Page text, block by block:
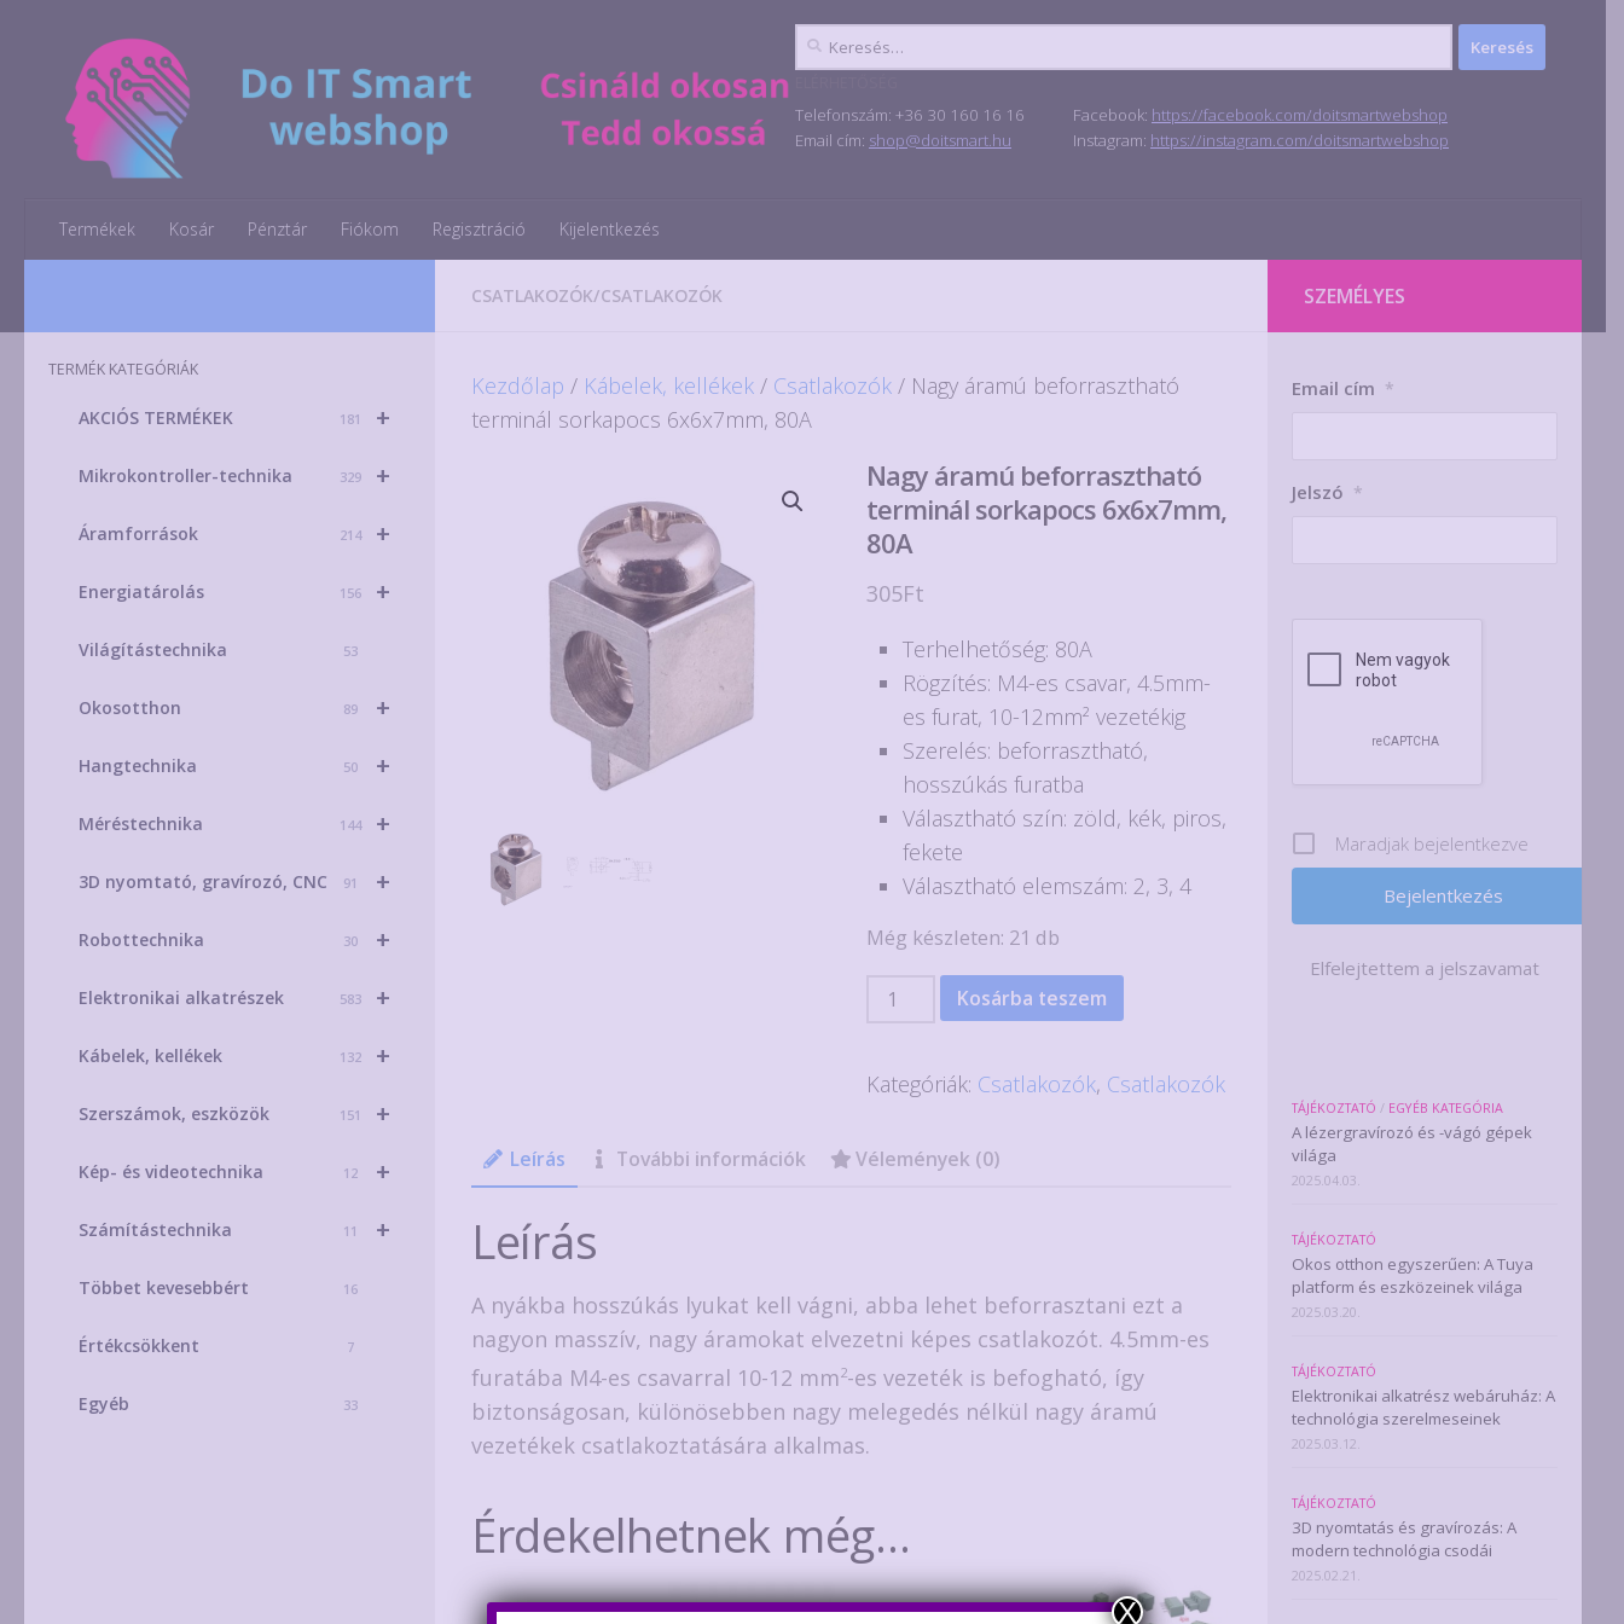
Skip to content Keresés:
Telefonszám: +36 30 160 16 16 Facebook: https://facebook.com/doitsmartwebshop
Email cím: shop@doitsmart.hu Instagram: https://instagram.com/doitsmartwebshop
Termékek Kosár Pénztár Fiókom Regisztráció Kijelentkezés
CSATLAKOZÓK/CSATLAKOZÓK
Kezdőlap / Kábelek, kellékek / Csatlakozók / Nagy áramú beforrasztható
terminál sorkapocs 6x6x7mm, 80A
Nagy áramú beforrasztható
terminál sorkapocs 6x6x7mm,
80A
305Ft
Terhelhetőség: 80A
Rögzítés: M4-es csavar, 4.5mm-
es furat, 10-12mm² vezetékig
Szerelés: beforrasztható,
hosszúkás furatba
Választható szín: zöld, kék, piros,
fekete
Választható elemszám: 2, 3, 4
Még készleten: 21 db
Nagy
terminál
6x6x7mm,
Kosárba teszem
Kategóriák: Csatlakozók, Csatlakozók
Leírás További információk Vélemények (0)
Leírás
A nyákba hosszúkás lyukat kell vágni, abba lehet beforrasztani ezt a
nagyon masszív, nagy áramokat elvezetni képes csatlakozót. 4.5mm-es
furatába M4-es csavarral 10-12 mm 2-es vezeték is befogható, így
biztonságosan, különösebben nagy melegedés nélkül nagy áramú
vezetékek csatlakoztatására alkalmas.
Érdekelhetnek még…
TERMÉK KATEGÓRIÁK
+
AKCIÓS TERMÉKEK 181
+
Mikrokontroller-technika 329
+
Áramforrások 214
+
Energiatárolás 156
Világítástechnika 53
+
Okosotthon 89
+
Hangtechnika 50
+
Méréstechnika 144
+
3D nyomtató, gravírozó, CNC 91
+
Robottechnika 30
+
Elektronikai alkatrészek 583
+
Kábelek, kellékek 132
+
Szerszámok, eszközök 151
+
Kép- és videotechnika 12
+
Számítástechnika 11
Többet kevesebbért 16
Értékcsökkent 7
Egyéb 33
SZEMÉLYES
Email cím *
Jelszó *
Maradjak bejelentkezve
Elfelejtettem a jelszavamat
TÁJÉKOZTATÓ / EGYÉB KATEGÓRIA
A lézergravírozó és -vágó gépek
világa
2025.04.03.
TÁJÉKOZTATÓ
Okos otthon egyszerűen: A Tuya
platform és eszközeinek világa
2025.03.20.
TÁJÉKOZTATÓ
Elektronikai alkatrész webáruház: A
technológia szerelmeseinek
2025.03.12.
TÁJÉKOZTATÓ
3D nyomtatás és gravírozás: A
modern technológia csodái
2025.02.21.
X